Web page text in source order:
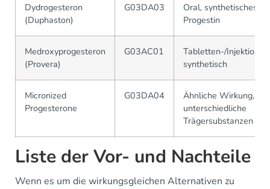
Dydrogesteron
(Duphaston)
G03DA03
Oral, synthetisches
Progestin
Medroxyprogesteron
(Provera)
G03AC01
Tabletten-/
synthetisch
Micronized
Progesterone
G03DA04
Ähnliche Wirkung,
unterschiedliche
Trägersubstanzen
Liste der Vor- und Nachteile
Wenn es um die wirkungsgleichen Alternativen zu